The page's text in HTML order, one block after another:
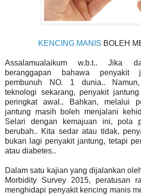
KENCING MANIS BOLEH
Assalamualaikum w.b.t.. Jika
beranggapan bahawa penyakit
pembunuh NO. 1 dunia..
teknologi sekarang, penyakit
peringkat awal.. Bahkan, melalui
jantung masih boleh menjalani
Selari dengan kemajuan ini, pola
berubah.. Kita sedar atau tidak,
bukan lagi penyakit jantung, tetapi
atau diabetes..
Dalam satu kajian yang dijalankan
Morbidity Survey 2015, peratusan
menghidapi penyakit kencing manis